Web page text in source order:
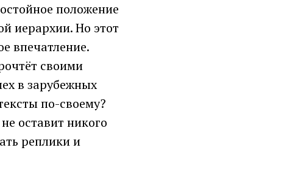
положение
иерархии. Но этот
впечатление.
своими
в зарубежных
по-своему?
оставит никого
реплики и